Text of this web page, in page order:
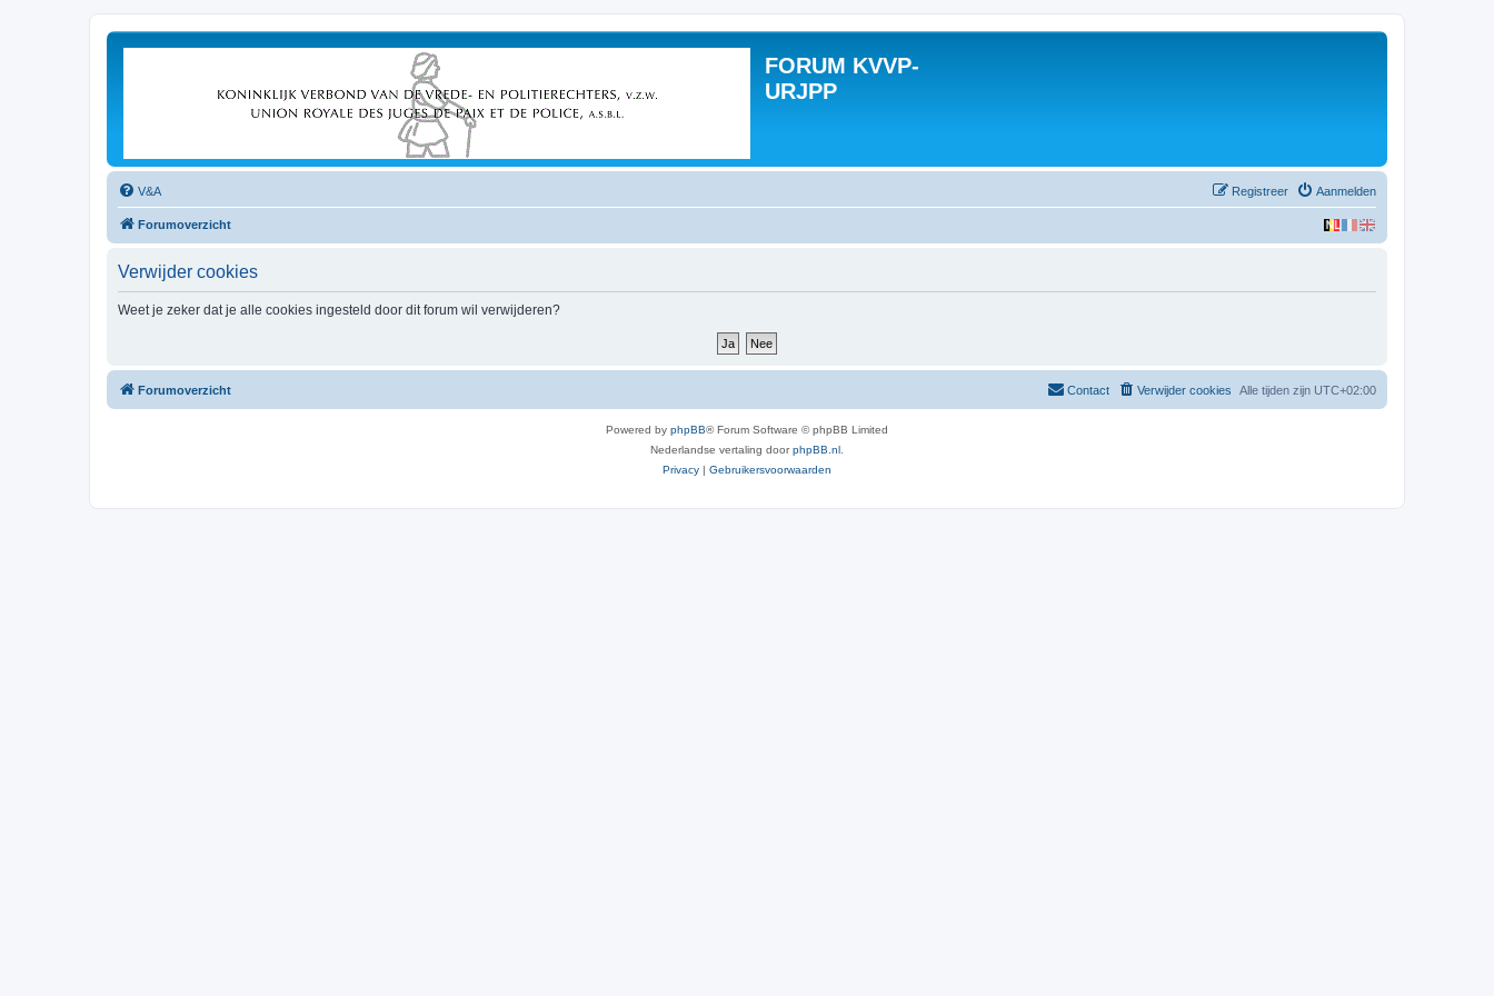
FORUM KVVP-
URJPP
V&A Aanmelden
Registreer
Forumoverzicht
Verwijder cookies
Weet je zeker dat je alle cookies ingesteld door dit forum wil verwijderen?
Forumoverzicht Alle tijden zijn UTC+02:00
Verwijder cookies
Contact
Powered by phpBB® Forum Software © phpBB Limited
Nederlandse vertaling doorphpBB.nl
Privacy | Gebruikersvoorwaarden